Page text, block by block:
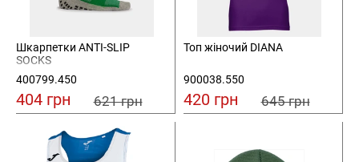
Шкарпетки ANTI-SLIP
SOCKS
400799.450
404 грн 621 грн
Топ жіночий DIANA
900038.550
420 грн 645 грн